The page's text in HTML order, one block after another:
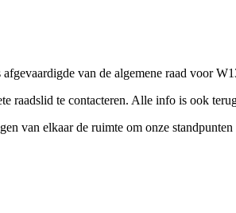
van de algemene raad voor
raadslid te contacteren. Alle info is ook
van elkaar de ruimte om onze